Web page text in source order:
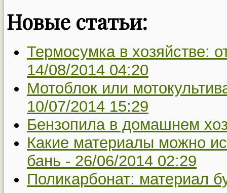
Новые статьи:
Термосумка в хозяйстве:
14/08/2014 04:20
Мотоблок или
10/07/2014 15:29
Бензопила в домашнем
Какие материалы можно
бань - 26/06/2014 02:29
Поликарбонат: материал